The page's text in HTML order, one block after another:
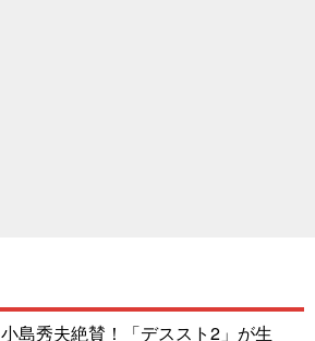
小島秀夫絶賛！「デススト2」が生